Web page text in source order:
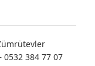
0532 384 77 07